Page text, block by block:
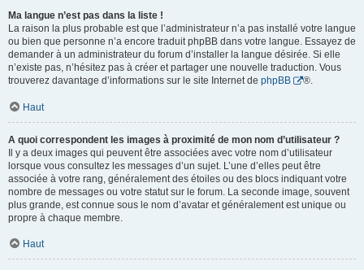
Ma langue n’est pas dans la liste !
La raison la plus probable est que l’administrateur n’a pas installé votre langue
ou bien que personne n’a encore traduit phpBB dans votre langue. Essayez de
demander à un administrateur du forum d’installer la langue désirée. Si elle
n’existe pas, n’hésitez pas à créer et partager une nouvelle traduction. Vous
trouverez davantage d’informations sur le site Internet de phpBB ®.
Haut
A quoi correspondent les images à proximité de mon nom d’utilisateur ?
Il y a deux images qui peuvent être associées avec votre nom d’utilisateur
lorsque vous consultez les messages d’un sujet. L’une d’elles peut être
associée à votre rang, généralement des étoiles ou des blocs indiquant votre
nombre de messages ou votre statut sur le forum. La seconde image, souvent
plus grande, est connue sous le nom d’avatar et généralement est unique ou
propre à chaque membre.
Haut